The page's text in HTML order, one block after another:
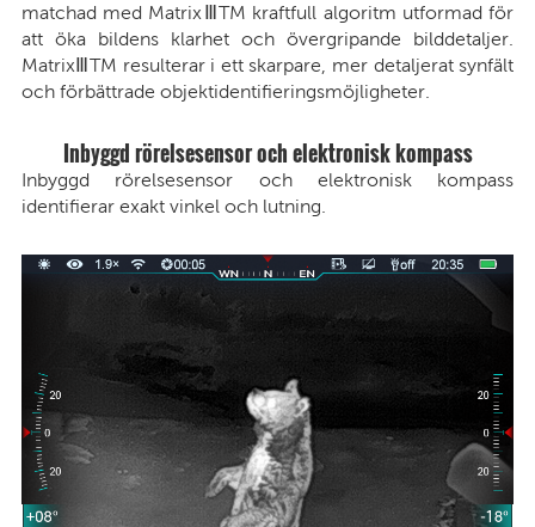
matchad med MatrixⅢTM kraftfull algoritm utformad för
att öka bildens klarhet och övergripande bilddetaljer.
MatrixⅢTM resulterar i ett skarpare, mer detaljerat synfält
och förbättrade objektidentifieringsmöjligheter.
Inbyggd rörelsesensor och elektronisk kompass
Inbyggd rörelsesensor och elektronisk kompass
identifierar exakt vinkel och lutning.